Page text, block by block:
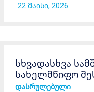
22 მაისი, 2026
სხვადასხვა
სახელმწიფო
დასრულებული